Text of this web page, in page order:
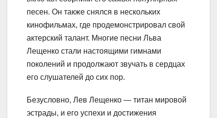
песен. Он также снялся в нескольких
кинофильмах, где продемонстрировал свой
актерский талант. Многие песни Льва
Лещенко стали настоящими гимнами
поколений и продолжают звучать в сердцах
его слушателей до сих пор.
Безусловно, Лев Лещенко — титан мировой
эстрады, и его успехи и достижения